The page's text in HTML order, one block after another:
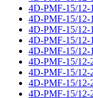
4D-PMF-15/12-
4D-PMF-15/
4D-PMF-15/12-
4D-PMF-15/12-
4D-PMF-15/12-
4D-PMF-15/12-
4D-PMF-15/
4D-PMF-15/12-
4D-PMF-15/